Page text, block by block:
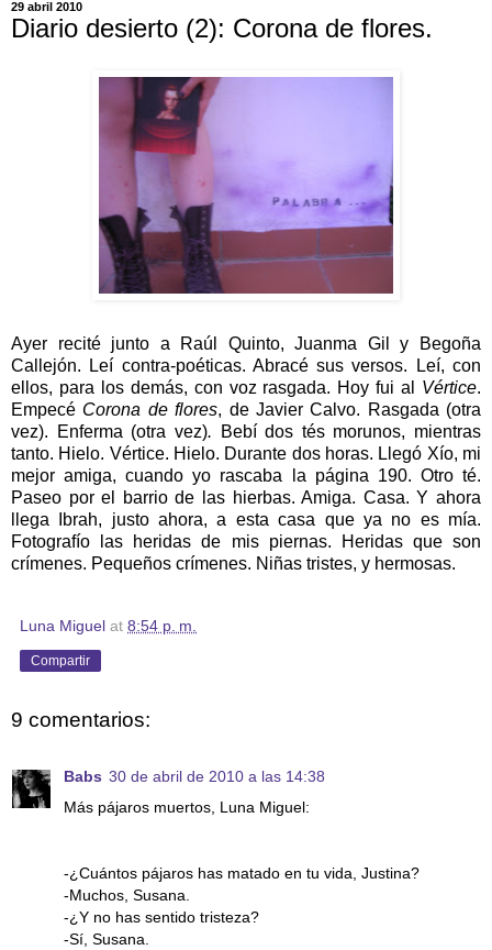
29 abril 2010
Diario desierto (2): Corona de flores.
Ayer recité junto a Raúl Quinto, Juanma Gil y Begoña
Callejón. Leí contra-poéticas. Abracé sus versos. Leí, con
ellos, para los demás, con voz rasgada. Hoy fui al
Vértice.
Empecé Corona de flores, de Javier Calvo. Rasgada (otra
vez). Enferma (otra vez).
Bebí dos tés morunos, mientras
tanto. Hielo. Vértice. Hielo. Durante dos horas. Llegó Xío, mi
mejor amiga, cuando yo rascaba la página 190. Otro té.
Paseo por el barrio de las hierbas. Amiga. Casa. Y ahora
llega Ibrah, justo ahora, a esta casa que ya no es mía.
Fotografío las heridas de mis piernas. Heridas que son
crímenes. Pequeños crímenes. Niñas tristes, y hermosas.
Luna Miguel at 8:54 p. m.
Compartir
9 comentarios:
Babs 30 de abril de 2010 a las 14:38
Más pájaros muertos, Luna Miguel:
-¿Cuántos pájaros has matado en tu vida, Justina?
-Muchos, Susana.
-¿Y no has sentido tristeza?
-Sí, Susana.